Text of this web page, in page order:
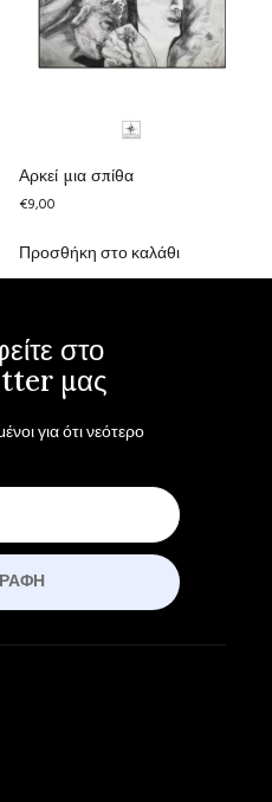
Αρκεί μια σπίθα
€9,00
Προσθήκη στο καλάθι
στο
μας
για ότι νεότερο